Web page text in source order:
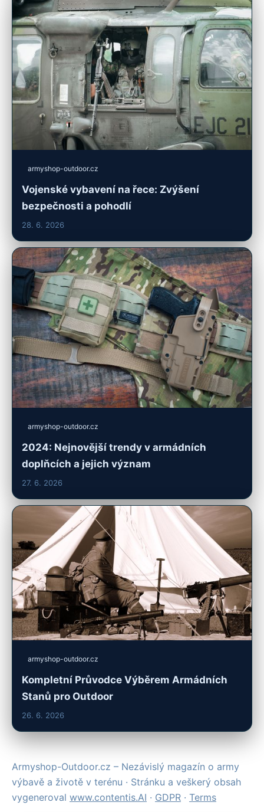
armyshop-outdoor.cz
Vojenské vybavení na řece: Zvýšení
bezpečnosti a pohodlí
28. 6. 2026
armyshop-outdoor.cz
2024: Nejnovější trendy v armádních
doplňcích a jejich význam
27. 6. 2026
armyshop-outdoor.cz
Kompletní Průvodce Výběrem Armádních
Stanů pro Outdoor
26. 6. 2026
Armyshop-Outdoor.cz – Nezávislý magazín o army
výbavě a životě v terénu · Stránku a veškerý obsah
vygeneroval www.contentis.AI · GDPR · Terms